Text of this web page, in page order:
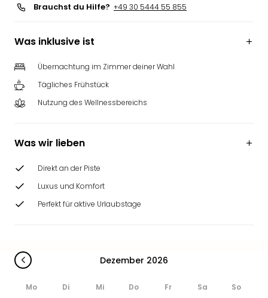
Brauchst du Hilfe? +49 30 5444 55 855
Was inklusive ist
Übernachtung im Zimmer deiner Wahl
Tägliches Frühstück
Nutzung des Wellnessbereichs
Was wir lieben
Direkt an der Piste
Luxus und Komfort
Perfekt für aktive Urlaubstage
Dezember 2026
Mo Di Mi Do Fr Sa So